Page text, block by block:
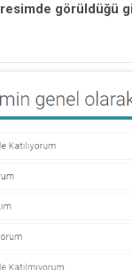
görüldüğü